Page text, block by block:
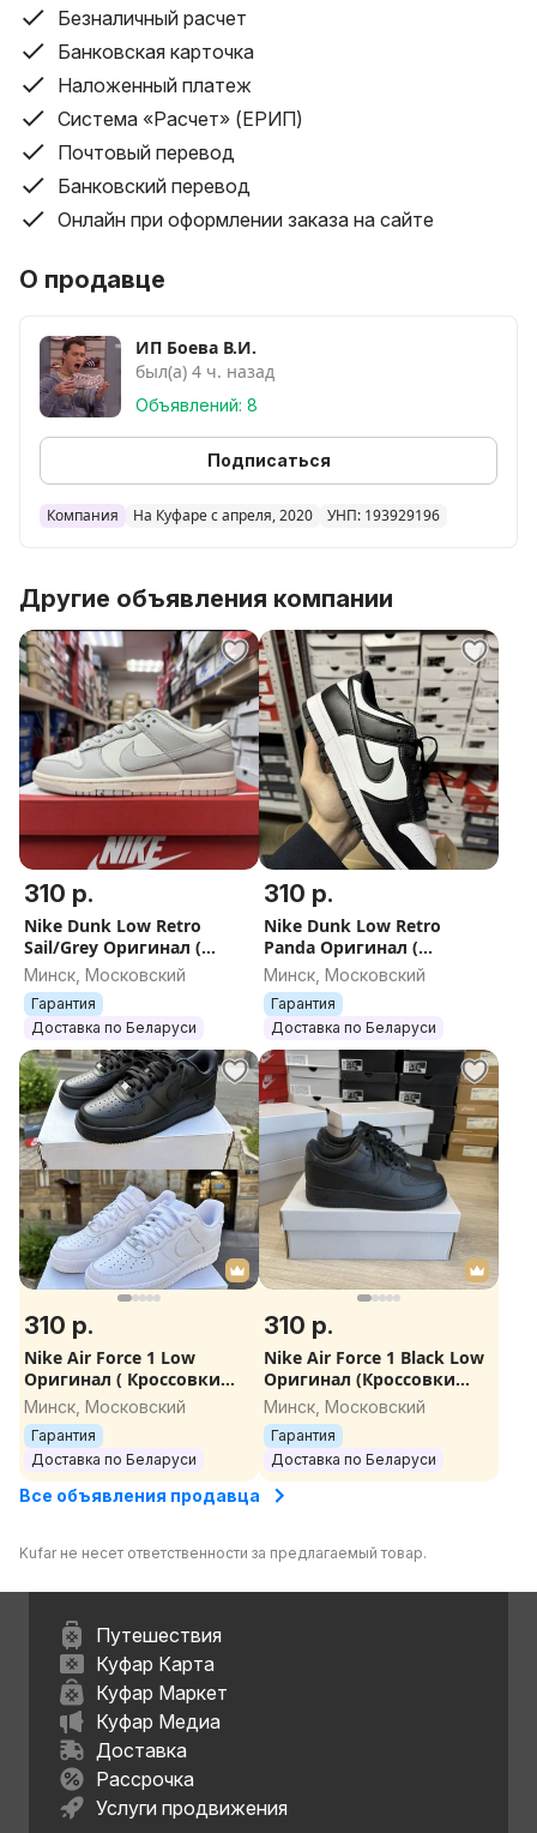
пример бирок ( так же отправлю бирки/фото по
запросу именно Вашей будущей пары )
ЛЮБЫЕ ПРОВЕРКИ, ЛЕГИ ЧЕК, СТРОГО ОРИГИНАЛ
ДОСТАВКА ПО ВСЕЙ РБ ЕВРО/БЕЛ
НАЛОЖЕННЫЙ ПЛАТЕЖ С ОСМОТРОМ ТОВАРА
ОРИЕНТИРОВАТЬСЯ B КАЧЕСТВЕ ТОВАРА /
Помогу подобрать под вас размер
Так же возврат, если размер не подошёл
40eu~340
43eu~330
44eu~340
45eu~340
46eu~310
Безналичный расчет
Банковская карточка
Наложенный платеж
Система «Расчет» (ЕРИП)
Почтовый перевод
Банковский перевод
Онлайн при оформлении заказа на сайте
О продавце
ИП Боева В.И.
был(а) 4 ч. назад
Объявлений: 8
Подписаться
Компания На Куфаре с апреля, 2020 УНП: 193929196
Другие объявления компании
310 р.
Nike Dunk Low Retro
Sail/Grey Оригинал (
Кроссовки мужские /
женские )
Минск, Московский
Гарантия
Доставка по Беларуси
310 р.
Nike Dunk Low Retro
Panda Оригинал (
Кроссовки мужские /
женские )
Минск, Московский
Гарантия
Доставка по Беларуси
310 р.
Nike Air Force 1 Low
Оригинал ( Кроссовки
мужские / женские )
Минск, Московский
Гарантия
Доставка по Беларуси
310 р.
Nike Air Force 1 Black Low
Оригинал (Кроссовки
мужские / женские )
Минск, Московский
Гарантия
Доставка по Беларуси
Все объявления продавца
Kufar не несет ответственности за предлагаемый товар.
Путешествия
Куфар Карта
Куфар Маркет
Куфар Медиа
Доставка
Рассрочка
Услуги продвижения